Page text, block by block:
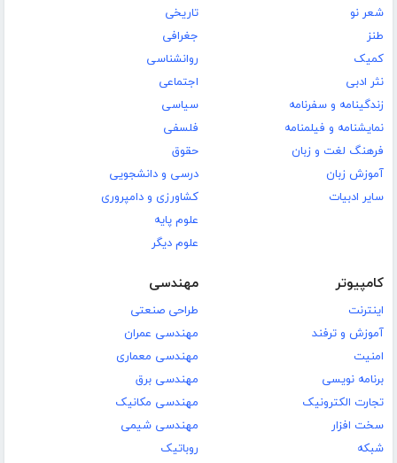
شعر نو
طنز
کمیک
نثر ادبی
زندگینامه و سفرنامه
نمایشنامه و فیلمنامه
فرهنگ لغت و زبان
آموزش زبان
سایر ادبیات
تاریخی
جغرافی
روانشناسی
اجتماعی
سیاسی
فلسفی
حقوق
درسی و دانشجویی
کشاورزی و دامپروری
علوم پایه
علوم دیگر
کامپیوتر
اینترنت
آموزش و ترفند
امنیت
برنامه نویسی
تجارت الکترونیک
سخت افزار
شبکه
مهندسی
طراحی صنعتی
مهندسی عمران
مهندسی معماری
مهندسی برق
مهندسی مکانیک
مهندسی شیمی
روباتیک